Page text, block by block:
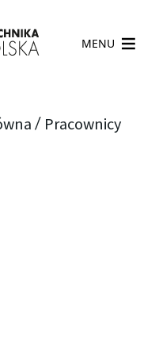
MENU
/ Pracownicy